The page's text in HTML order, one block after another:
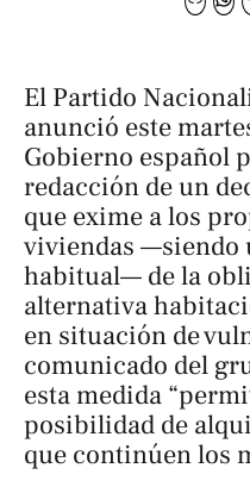
El Partido
anunció este
Gobierno español
redacción de un
que exime a los
viviendas —siendo
habitual— de la
alternativa
en situación de
comunicado del
esta medida
posibilidad de
que continúen los